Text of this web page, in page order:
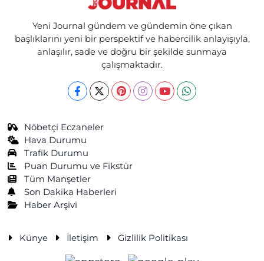
Yeni Journal gündem ve gündemin öne çıkan
başlıklarını yeni bir perspektif ve habercilik anlayışıyla,
anlaşılır, sade ve doğru bir şekilde sunmaya
çalışmaktadır.
Nöbetçi Eczaneler
Hava Durumu
Trafik Durumu
Puan Durumu ve Fikstür
Tüm Manşetler
Son Dakika Haberleri
Haber Arşivi
Künye İletişim Gizlilik Politikası